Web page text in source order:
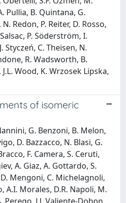
Pullia, B. Quintana, G.
Redon, P. Reiter, D. Rosso,
P. Söderström, I.
Styczeń, C. Theisen, N.
R. Wadsworth, B.
Wood, K. Wrzosek Lipska,
of isomeric
G. Benzoni, B. Melon,
D. Bazzacco, N. Blasi, G.
F. Camera, S. Ceruti,
A. Giaz, A. Gottardo, S.
Mengoni, C. Michelagnoli,
A.I. Morales, D.R. Napoli, M.